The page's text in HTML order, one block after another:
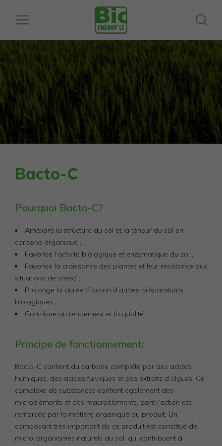
Bacto-C
Pourquoi Bacto-C?
Améliore la structure du sol et la teneur du sol en
carbone organique ;
Favorise l’activité biologique et enzymatique du sol ;
Favorise la croissance des plantes et leur résistance aux
situations de stress ;
Prolonge la durée d’action d’autres préparations
biologiques ;
Contribue au rendement et la qualité.
Principe de fonctionnement:
Bacto-C contient du carbone complété par des acides
humiques, des acides fulviques et des extraits d’algues. Ce
complexe de substances contient également des
microéléments et des macroéléments, dont l’action est
renforcée par la matière organique du produit. Un
composant très important de ce produit est constitué de
micro-organismes naturels du sol, qui contribuent à